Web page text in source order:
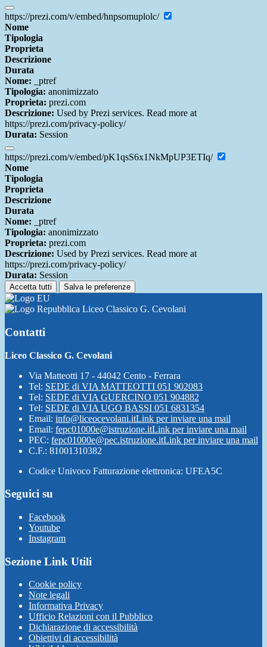
https://prezi.com/v/embed/hnpsomuplolc/
Nome
Tipologia
Proprieta
Descrizione
Durata
Nome: _ptref
Tipologia: anonimizzato
Proprieta: prezi.com
Descrizione: Used by Prezi services. Read more at
https://prezi.com/privacy-policy/
Durata: Session
https://prezi.com/v/embed/pK1qsS6x1NkMpUP3ETIq/
Nome
Tipologia
Proprieta
Descrizione
Durata
Nome: _ptref
Tipologia: anonimizzato
Proprieta: prezi.com
Descrizione: Used by Prezi services. Read more at
https://prezi.com/privacy-policy/
Durata: Session
Accetta tutti Salva le preferenze
Liceo Classico G. Cevolani
Contatti
Liceo Classico G. Cevolani
Via Matteotti 17 - 44042 Cento - Ferrara
Tel: SEDE di VIA MATTEOTTI 051 902083
Tel: SEDE di VIA GUERCINO 051 904882
Tel: SEDE di VIA UGO BASSI 051 6831354
Email: info@liceocevolani.itLink per inviare una mail
Email: fepc01000e@istruzione.itLink per inviare una mail
PEC: fepc01000e@pec.istruzione.itLink per inviare una mail
C.F.: 81001310382
Codice Univoco Fatturazione elettronica: UFEA5C
Seguici su
Facebook
Youtube
Instagram
Sezione Link Utili
Cookie policy
Note legali
Informativa Privacy
Ufficio Relazioni con il Pubblico
Dichiarazione di accessibilità
Obiettivi di accessibilità